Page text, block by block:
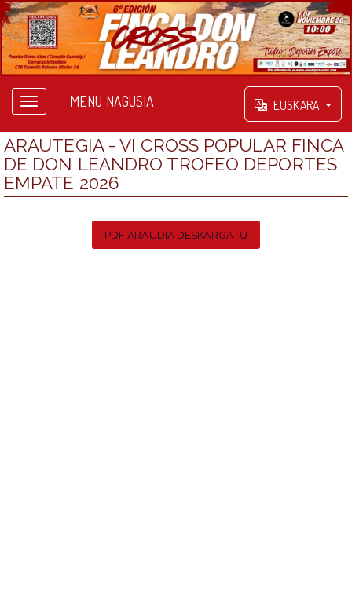
MENU NAGUSIA EUSKARA
ARAUTEGIA - VI CROSS POPULAR FINCA
DE DON LEANDRO TROFEO DEPORTES
EMPATE 2026
PDF ARAUDIA DESKARGATU